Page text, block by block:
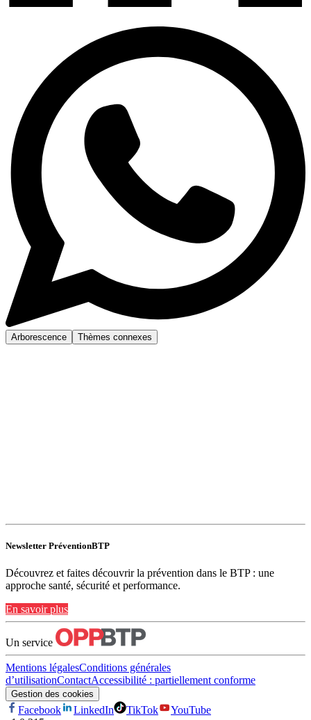
Arborescence Thèmes connexes
Newsletter PréventionBTP
Découvrez et faites découvrir la prévention dans le BTP : une
approche santé, sécurité et performance.
En savoir plus
Un service
Mentions légalesConditions générales
d’utilisationContactAccessibilité : partiellement conforme
Gestion des cookies
Facebook LinkedIn TikTok
YouTube